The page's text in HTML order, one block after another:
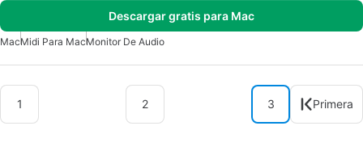
Descargar gratis para Mac
MacMidi Para MacMonitor De Audio
1 2 3 Primera